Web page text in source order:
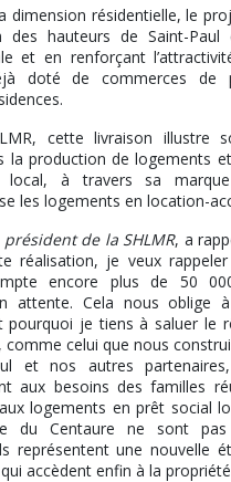
dimension résidentielle, le
des hauteurs de Saint-
et en renforçant
doté de commerces de
cette livraison illustre
la production de logements
local, à travers sa
les logements en location-
de la SHLMR, a
réalisation, je veux
encore plus de 50
attente. Cela nous oblige
pourquoi je tiens à saluer le
celui que nous
et nos autres
aux besoins des familles
logements en prêt social
du Centaure ne sont pas
représentent une nouvelle
accèdent enfin à la